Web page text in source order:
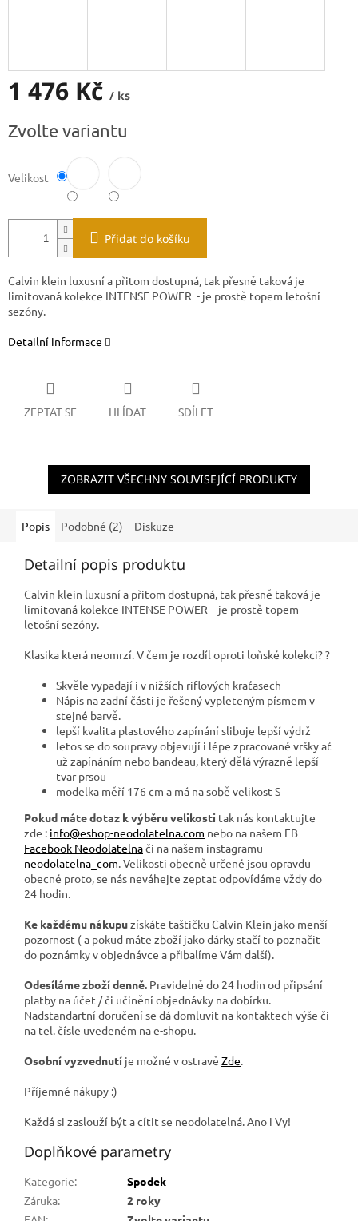
1 476 Kč / ks
cena:
Zvolte variantu
Velikost
Přidat do košíku
Calvin klein luxusní a přitom dostupná, tak přesně taková je
limitovaná kolekce INTENSE POWER - je prostě topem letošní
sezóny.
Detailní informace
ZEPTAT SE HLÍDAT SDÍLET
ZOBRAZIT VŠECHNY SOUVISEJÍCÍ PRODUKTY
Popis Podobné (2) Diskuze
Detailní popis produktu
Calvin klein luxusní a přitom dostupná, tak přesně taková je
limitovaná kolekce INTENSE POWER - je prostě topem
letošní sezóny.
Klasika která neomrzí. V čem je rozdíl oproti loňské kolekci? ?
Skvěle vypadají i v nižších riflových kraťasech
Nápis na zadní části je řešený vypleteným písmem v
stejné barvě.
lepší kvalita plastového zapínání slibuje lepší výdrž
letos se do soupravy objevují i lépe zpracované vršky ať
už zapínáním nebo bandeau, který dělá výrazně lepší
tvar prsou
modelka měří 176 cm a má na sobě velikost S
Pokud máte dotaz k výběru velikosti tak nás kontaktujte
zde : info@eshop-neodolatelna.com nebo na našem FB
Facebook Neodolatelnači na našem instagramu
neodolatelna_com. Velikosti obecně určené jsou opravdu
obecné proto, se nás neváhejte zeptat odpovídáme vždy do
24 hodin.
Ke každému nákupuzískáte taštičku Calvin Klein jako menší
pozornost ( a pokud máte zboží jako dárky stačí to poznačit
do poznámky v objednávce a přibalíme Vám další).
Odesíláme zboží denně. Pravidelně do 24 hodin od připsání
platby na účet / či učinění objednávky na dobírku.
Nadstandartní doručení se dá domluvit na kontaktech výše či
na tel. čísle uvedeném na e-shopu.
Osobní vyzvednutí je možné v ostravě Zde.
Příjemné nákupy :)
Každá si zaslouží být a cítit se neodolatelná. Ano i Vy!
Doplňkové parametry
Kategorie:
Spodek
Záruka:
2 roky